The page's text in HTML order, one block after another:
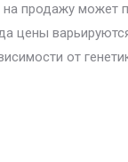
продажу может
цены
от